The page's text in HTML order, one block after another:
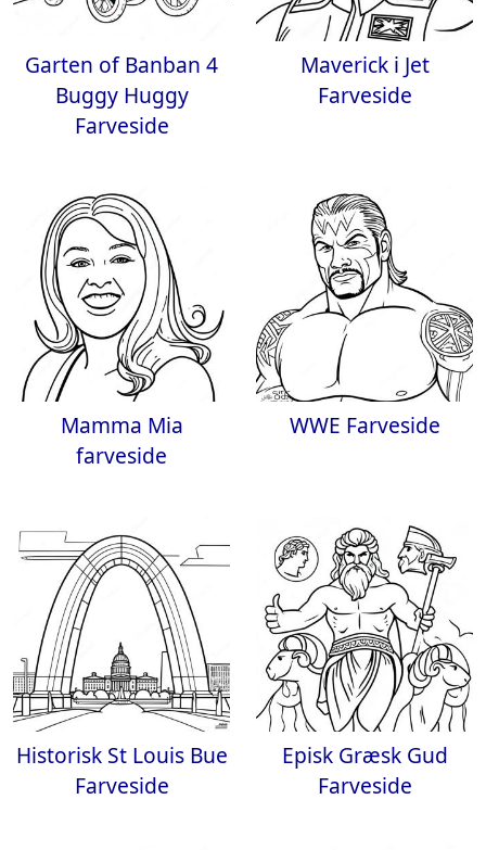
Garten of Banban 4
Buggy Huggy
Farveside
Maverick i Jet
Farveside
Mamma Mia
farveside
WWE Farveside
Historisk St Louis Bue
Farveside
Episk Græsk Gud
Farveside